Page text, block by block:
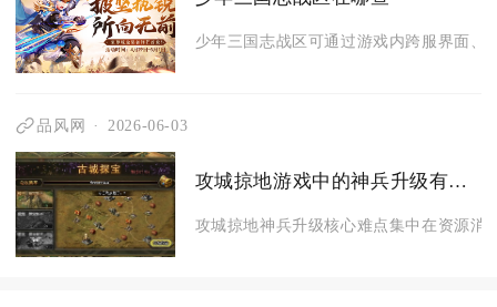
少年三国志战区可通过游戏内跨服界面、
品风网 2026-06-03
攻城掠地游戏中的神兵升级有哪些难点
攻城掠地神兵升级核心难点集中在资源消